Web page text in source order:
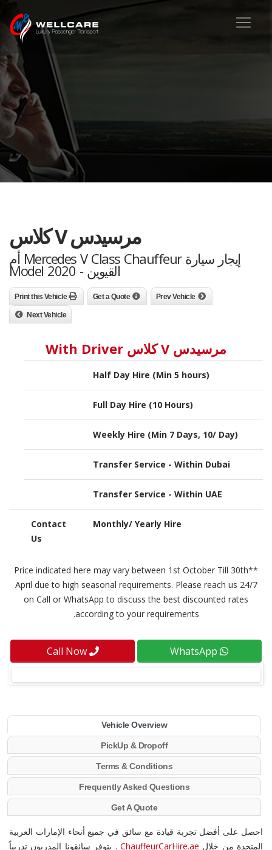
مرسيدس V كلاس
إيجار سيارة Mercedes V Class Chauffeur أم
القيوين - 2020 Model
Prev Vehicle
Get a Quote
Print this Vehicle
Next Vehicle
مرسيدس V كلاس With Driver
Half Day Hire (Min 5 hours)
Full Day Hire (10 Hours)
Weekly Hire (Min 7 Days, 10/ Day)
Transfer Service - Within Dubai
Transfer Service - Within UAE
Monthly/ Yearly Hire
Contact
Us
**Price indicated here may vary between 1st October Till 30th
April due to high seasonal requirements. Please reach us 24/7
on Call or WhatsApp to discuss the best discounted rates
according to your requirements.
WhatsApp
Call Now
Vehicle Overview
PickUp & Dropoff
Terms & Conditions
Frequently Asked Questions
Get A Quote
احصل على أفضل تجربة قيادة مع سائق في جميع أنحاء الإمارات العربية
المتحدة من خلال ChauffeurCarHire.ae. يتوفر سائقونا المدربون تدريباً